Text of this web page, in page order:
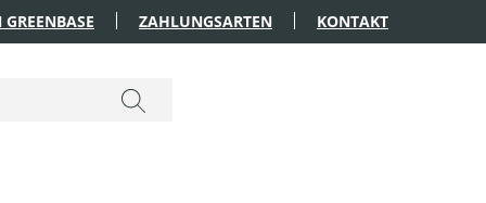
ZAHLUNGSARTEN KONTAKT